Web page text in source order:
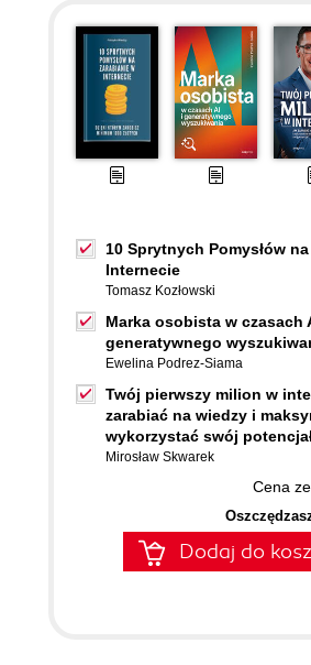
10 Sprytnych Pomysłów
Internecie
Tomasz Kozłowski
Marka osobista w czasach
generatywnego
Ewelina Podrez-Siama
Twój pierwszy milion w
zarabiać na wiedzy i
wykorzystać swój
Mirosław Skwarek
Cena
Dodaj do